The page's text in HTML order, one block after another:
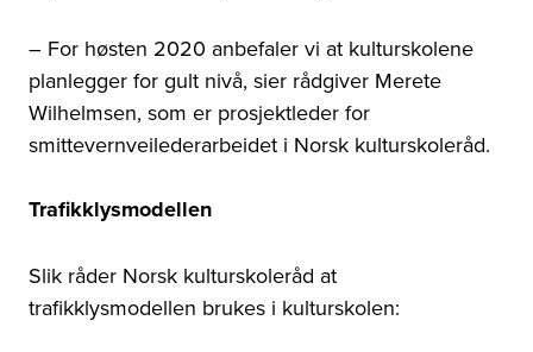
– For høsten 2020 anbefaler vi at kulturskolene
planlegger for gult nivå, sier rådgiver Merete
Wilhelmsen, som er prosjektleder for
smittevernveilederarbeidet i Norsk kulturskoleråd.
Trafikklysmodellen
Slik råder Norsk kulturskoleråd at
trafikklysmodellen brukes i kulturskolen: